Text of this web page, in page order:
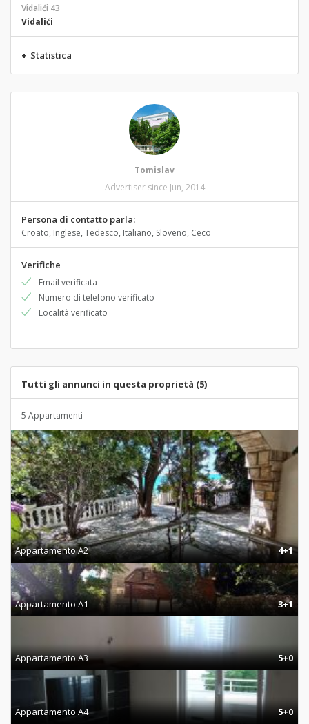
Vidalići 43
Vidalići
+ Statistica
Tomislav
Advertiser since Jun, 2014
Persona di contatto parla:
Croato, Inglese, Tedesco, Italiano, Sloveno, Ceco
Verifiche
Email verificata
Numero di telefono verificato
Località verificato
Tutti gli annunci in questa proprietà (5)
5 Appartamenti
Appartamento A2 4+1
Appartamento A1 3+1
Appartamento A3 5+0
Appartamento A4 5+0